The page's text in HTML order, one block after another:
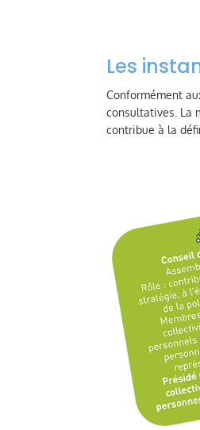
Les
Conformément
consultatives. La
contribue à la